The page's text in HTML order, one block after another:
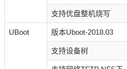
支持优盘整机烧写
UBoot 版本Uboot-2018.03
支持设备树